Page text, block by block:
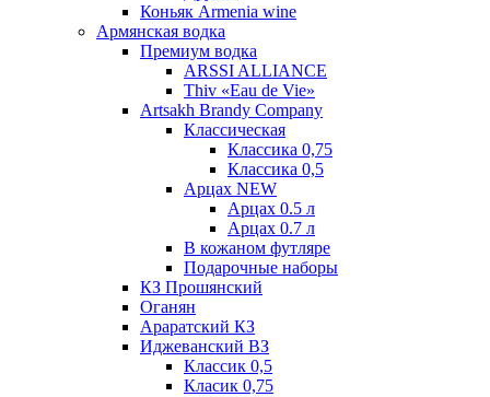
Коньяк Armenia wine
Армянская водка
Премиум водка
ARSSI ALLIANCE
Thiv «Eau de Vie»
Artsakh Brandy Company
Классическая
Классика 0,75
Классика 0,5
Арцах NEW
Арцах 0.5 л
Арцах 0.7 л
В кожаном футляре
Подарочные наборы
КЗ Прошянский
Оганян
Араратский КЗ
Иджеванский ВЗ
Классик 0,5
Класик 0,75